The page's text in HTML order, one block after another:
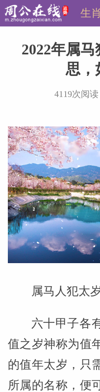
生肖
2022年属
思，
4119次阅
属马人犯太
六十甲子各
值之岁神称为值
的值年太岁，只
所属的名称，便